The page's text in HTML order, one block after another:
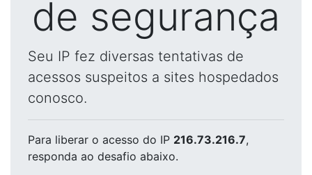
de segurança
Seu IP fez diversas tentativas de
acessos suspeitos a sites hospedados
conosco.
Para liberar o acesso do IP 216.73.216.7,
responda ao desafio abaixo.